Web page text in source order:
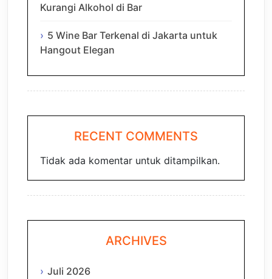
Kurangi Alkohol di Bar
5 Wine Bar Terkenal di Jakarta untuk
Hangout Elegan
RECENT COMMENTS
Tidak ada komentar untuk ditampilkan.
ARCHIVES
Juli 2026